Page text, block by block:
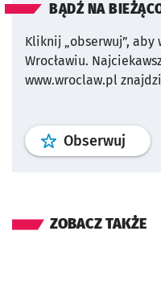
BĄDŹ NA
Kliknij „obserwuj”,
Wrocławiu.
www.wroclaw.pl
Obserwuj profil
ZOBACZ TAKŻE